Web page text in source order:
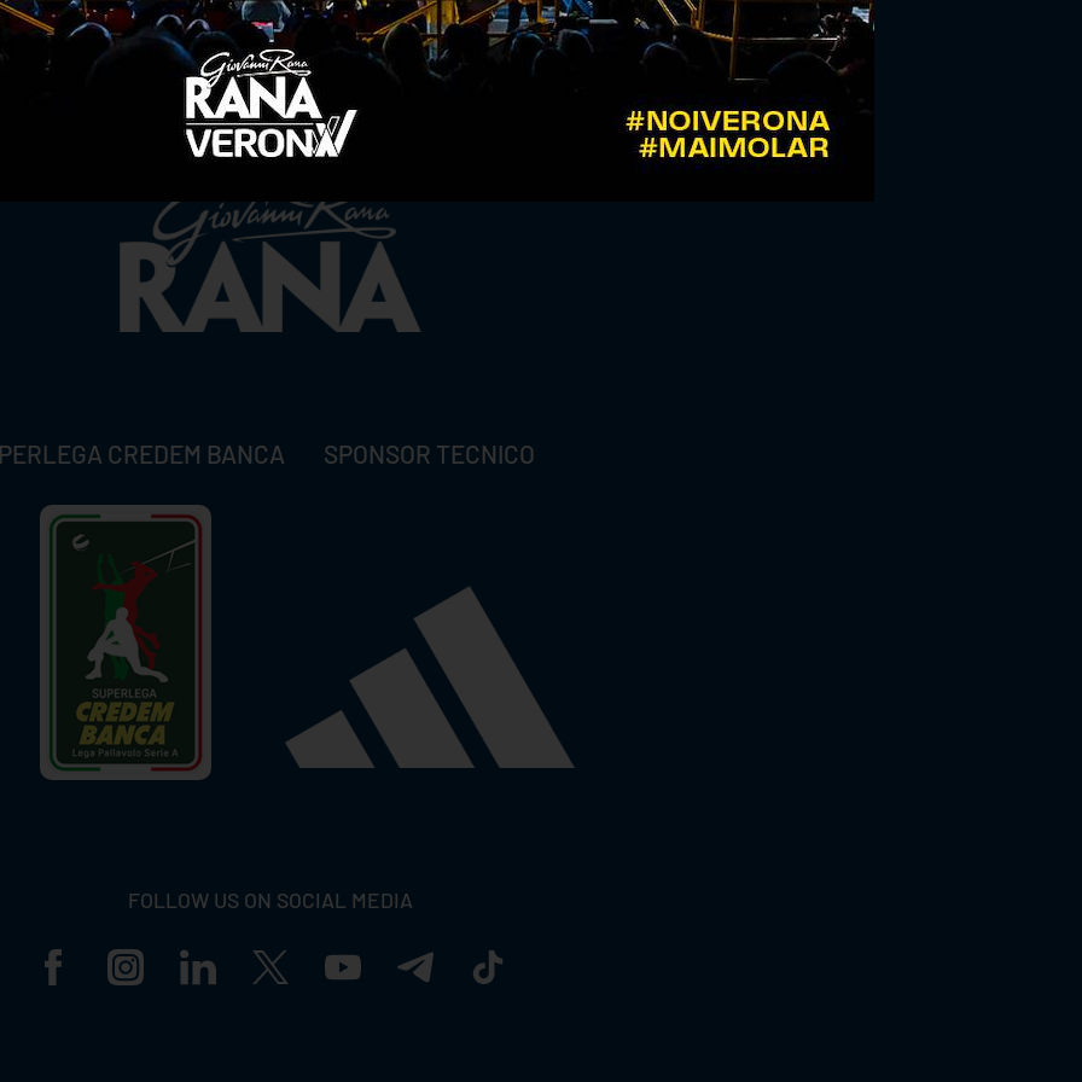
TITLE SPONSOR
CREDEM BANCA SPONSOR TECNICO
FOLLOW US ON SOCIAL MEDIA